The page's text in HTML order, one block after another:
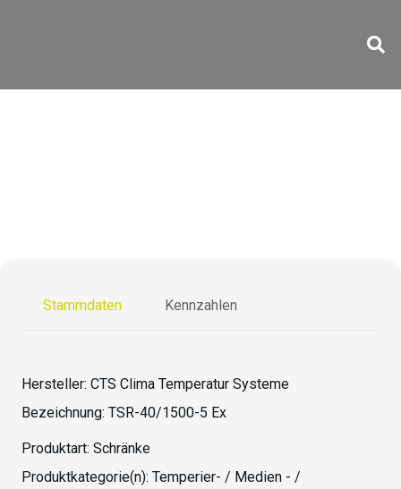
Stammdaten Kennzahlen
Hersteller: CTS Clima Temperatur Systeme
Bezeichnung: TSR-40/1500-5 Ex
Produktart: Schränke
Produktkategorie(n): Temperier- / Medien - /